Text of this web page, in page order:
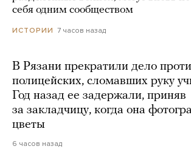
себя одним сообществом
ИСТОРИИ 7 часов назад
В Рязани прекратили дело
полицейских, сломавших руку
Год назад ее задержали, приняв
за закладчицу, когда она
цветы
6 часов назад